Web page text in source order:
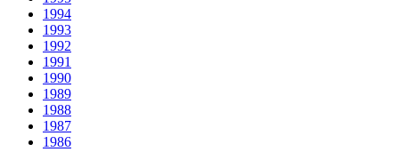
1994
1993
1992
1991
1990
1989
1988
1987
1986